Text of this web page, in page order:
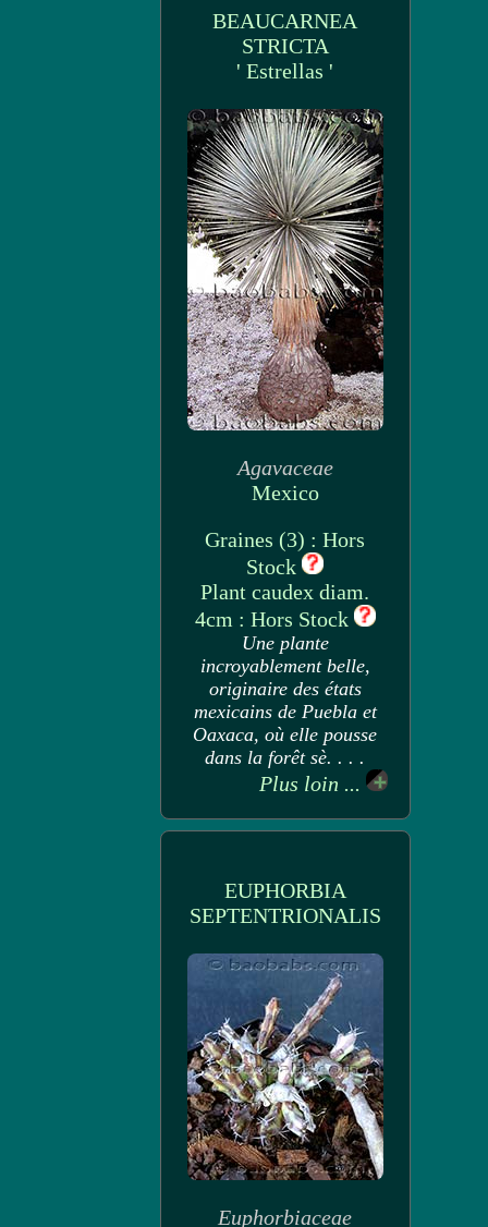
BEAUCARNEA
STRICTA
' Estrellas '
Agavaceae
Mexico
Graines (3) : Hors
Stock
Plant caudex diam.
4cm : Hors Stock
Une plante
incroyablement belle,
originaire des états
mexicains de Puebla et
Oaxaca, où elle pousse
dans la forêt sè. . . .
Plus loin ...
EUPHORBIA
SEPTENTRIONALIS
Euphorbiaceae